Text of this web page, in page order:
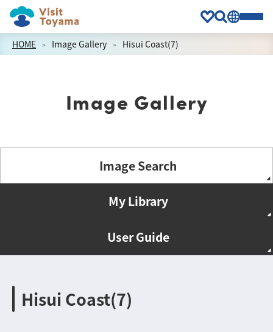
HOME Image Gallery Hisui Coast(7)
Image Gallery
Image Search
My Library
User Guide
Hisui Coast(7)